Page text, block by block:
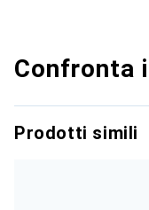
Confronta
Prodotti simili